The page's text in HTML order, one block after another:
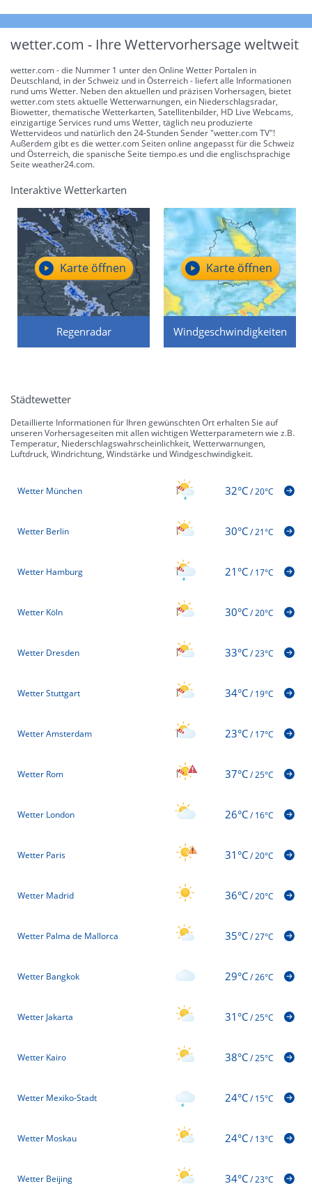
Mo 10.08.
13:47
EU-Klimadienst: Heißester Sommerbeginn der
Geschichte Westeuropas
Tipp:Alpbachtal… Das ist Tirol.
Mo 10.08.
Wettertrend Oktober 2026: Dürre und
Fantastische Wetteraussichten für Spanien
Mo 10.08.2026 | 11:24 Uhr
Endlich im Moment seinANZEIGE
wetter.com - Ihre Wettervorhersage weltweit
wetter.com - die Nummer 1 unter den Online Wetter Portalen in
Deutschland, in der Schweiz und in Österreich - liefert alle Informationen
rund ums Wetter. Neben den aktuellen und präzisen Vorhersagen, bietet
wetter.com stets aktuelle Wetterwarnungen, ein Niederschlagsradar,
Biowetter, thematische Wetterkarten, Satellitenbilder, HD Live Webcams,
einzigartige Services rund ums Wetter, täglich neu produzierte
Wettervideos und natürlich den 24-Stunden Sender "wetter.com TV"!
Außerdem gibt es die wetter.com Seiten online angepasst für die Schweiz
und Österreich, die spanische Seite tiempo.es und die englischsprachige
Seite weather24.com.
Interaktive Wetterkarten
Regenradar
Karte öffnen
Windgeschwindigkeiten
Karte öffnen
Städtewetter
Detaillierte Informationen für Ihren gewünschten Ort erhalten Sie auf
unseren Vorhersageseiten mit allen wichtigen Wetterparametern wie z.B.
Temperatur, Niederschlagswahrscheinlichkeit, Wetterwarnungen,
Luftdruck, Windrichtung, Windstärke und Windgeschwindigkeit.
Wetter München 32°C/20°C
Wetter Berlin 30°C/21°C
Wetter Hamburg 21°C/17°C
Wetter Köln 30°C/20°C
Wetter Dresden 33°C/23°C
Wetter Stuttgart 34°C/19°C
Wetter Amsterdam 23°C/17°C
Wetter Rom 37°C/25°C
Wetter London 26°C/16°C
Wetter Paris 31°C/20°C
Wetter Madrid 36°C/20°C
Wetter Palma de Mallorca 35°C/27°C
Wetter Bangkok 29°C/26°C
Wetter Jakarta 31°C/25°C
Wetter Kairo 38°C/25°C
Wetter Mexiko-Stadt 24°C/15°C
Wetter Moskau 24°C/13°C
Wetter Beijing 34°C/23°C